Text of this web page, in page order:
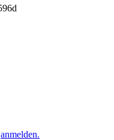
anmelden.